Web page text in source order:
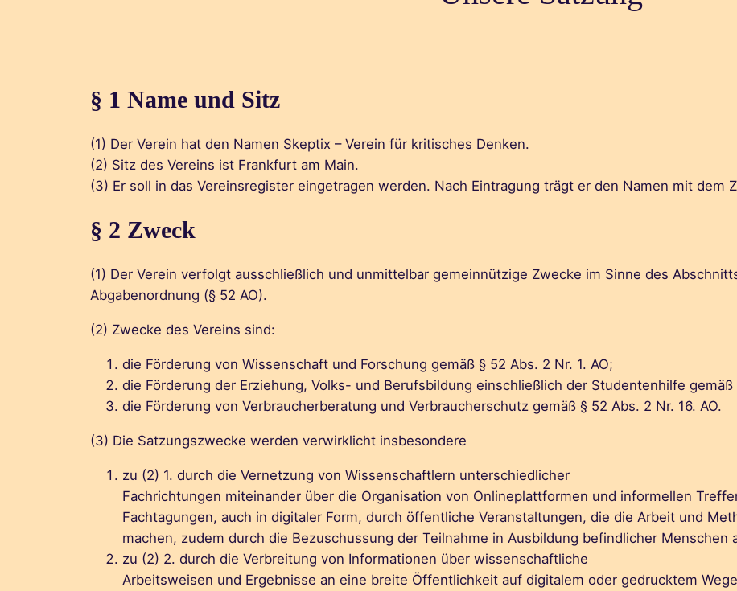
§ 1 Name und Sitz
(1) Der Verein hat den Namen Skeptix – Verein für kritisches Denken.
(2) Sitz des Vereins ist Frankfurt am Main.
(3) Er soll in das Vereinsregister eingetragen werden. Nach Eintragung trägt er den Namen mit dem
§ 2 Zweck
(1) Der Verein verfolgt ausschließlich und unmittelbar gemeinnützige Zwecke im Sinne des
Abgabenordnung (§ 52 AO).
(2) Zwecke des Vereins sind:
die Förderung von Wissenschaft und Forschung gemäß § 52 Abs. 2 Nr. 1. AO;
die Förderung der Erziehung, Volks- und Berufsbildung einschließlich der Studentenhilfe gemäß
die Förderung von Verbraucherberatung und Verbraucherschutz gemäß § 52 Abs. 2 Nr. 16. AO.
(3) Die Satzungszwecke werden verwirklicht insbesondere
zu (2) 1. durch die Vernetzung von Wissenschaftlern unterschiedlicher
Fachrichtungen miteinander über die Organisation von Onlineplattformen und informellen
Fachtagungen, auch in digitaler Form, durch öffentliche Veranstaltungen, die die Arbeit und
machen, zudem durch die Bezuschussung der Teilnahme in Ausbildung befindlicher
zu (2) 2. durch die Verbreitung von Informationen über wissenschaftliche
Arbeitsweisen und Ergebnisse an eine breite Öffentlichkeit auf digitalem oder gedrucktem